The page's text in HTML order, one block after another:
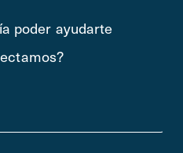
poder ayudarte